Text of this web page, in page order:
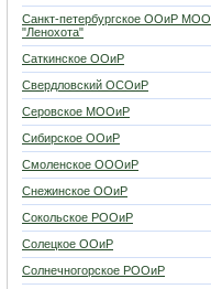
Санкт-петербургское ООиР МОО
"Ленохота"
Саткинское ООиР
Свердловский ОСОиР
Серовское МООиР
Сибирское ООиР
Смоленское ОООиР
Снежинское ООиР
Сокольское РООиР
Солецкое ООиР
Солнечногорское РООиР